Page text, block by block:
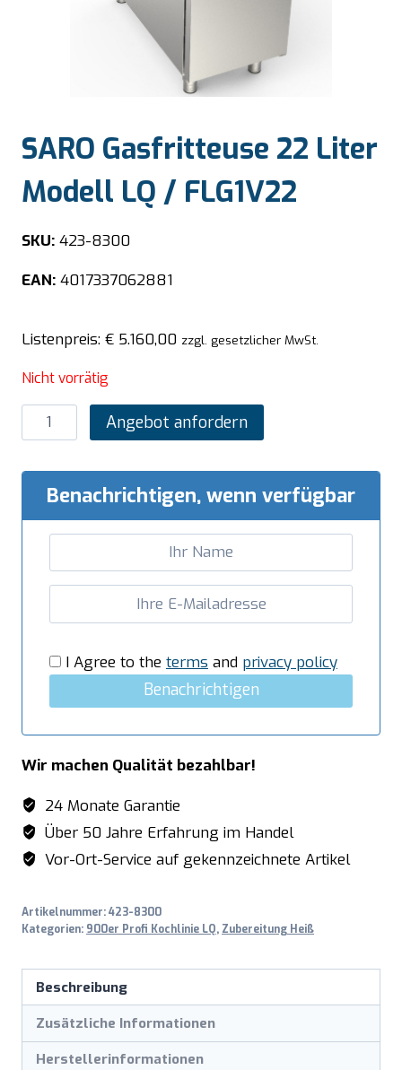
SARO Gasfritteuse 22 Liter
Modell LQ / FLG1V22
SKU: 423-8300
EAN: 4017337062881
Listenpreis: € 5.160,00 zzgl. gesetzlicher MwSt.
Nicht vorrätig
SARO
Gasfritteuse
Liter
FLG1V22
Angebot anfordern
Benachrichtigen, wenn verfügbar
I Agree to the terms and privacy policy
Benachrichtigen
Wir machen Qualität bezahlbar!
24 Monate Garantie
Über 50 Jahre Erfahrung im Handel
Vor-Ort-Service auf gekennzeichnete Artikel
Artikelnummer:423-8300
Kategorien: 900er Profi Kochlinie LQ, Zubereitung Heiß
Beschreibung
Zusätzliche Informationen
Herstellerinformationen